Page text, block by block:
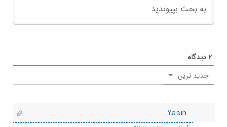
۲دیدگاه
جدید ترین
Yasin